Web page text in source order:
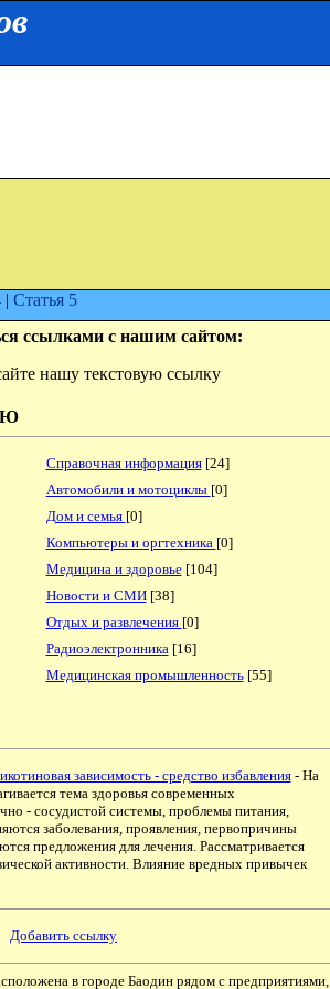
| Статья 5
ссылками с нашим сайтом:
нашу текстовую ссылку
Справочная информация[24]
Автомобили и мотоциклы [0]
Дом и семья [0]
Компьютеры и оргтехника [0]
Медицина и здоровье[104]
Новости и СМИ[38]
Отдых и развлечения [0]
Радиоэлектронника[16]
Медицинская промышленность[55]
зависимость - средство избавления- На
тема здоровья современных
- сосудистой системы, проблемы питания,
заболевания, проявления, первопричины
предложения для лечения. Рассматривается
активности. Влияние вредных привычек
Добавить ссылку
в городе Баодин рядом с предприятиями,